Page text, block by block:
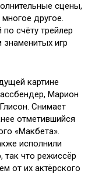
сцены,
другое.
счёту трейлер
игр
картине
Марион
Снимает
отметившийся
«Макбета».
исполнили
что режиссёр
от их актёрского